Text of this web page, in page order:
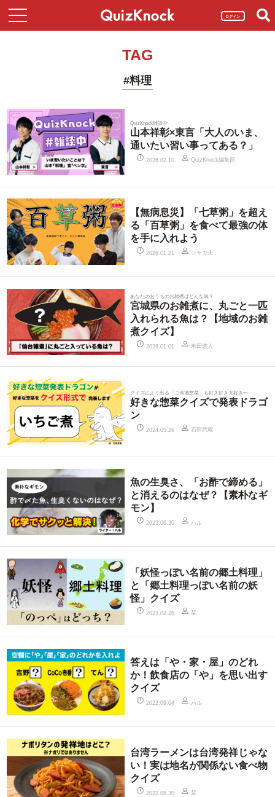
ログイン
TAG
#料理
QuizKnock雑談中
山本祥彰×東言「大人のいま、
通いたい習い事ってある？」
2026.02.10 QuizKnock編集部
【無病息災】「七草粥」を超え
る「百草粥」を食べて最強の体
を手に入れよう
2026.01.21 シャカ夫
あなたのおうちのお雑煮はどんな味？
宮城県のお雑煮に、丸ごと一匹
入れられる魚は？【地域のお雑
煮クイズ】
2026.01.01 米田悠人
クイズによく出る「ご当地惣菜」も好き好き大好き〜
好きな惣菜クイズで発表ドラゴ
ン
2024.05.26 石田武蔵
魚の生臭さ、「お酢で締める」
と消えるのはなぜ？【素朴なギ
モン】
2023.06.30 ハル
「妖怪っぽい名前の郷土料理」
と「郷土料理っぽい名前の妖
怪」クイズ
2023.02.26 栞
答えは「や・家・屋」のどれ
か！飲食店の「や」を思い出す
クイズ
2022.09.04 ハル
台湾ラーメンは台湾発祥じゃな
い！実は地名が関係ない食べ物
クイズ
2022.08.30 栞